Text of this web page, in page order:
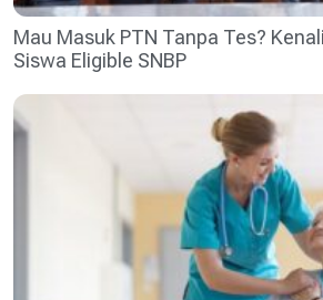
Mau Masuk PTN Tanpa Tes?
Siswa Eligible SNBP